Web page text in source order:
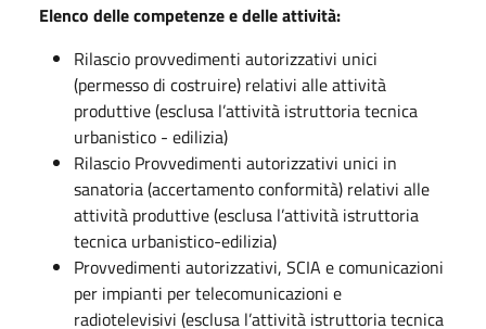
Elenco delle competenze e delle attività:
Rilascio provvedimenti autorizzativi unici
(permesso di costruire) relativi alle attività
produttive (esclusa l’attività istruttoria tecnica
urbanistico - edilizia)
Rilascio Provvedimenti autorizzativi unici in
sanatoria (accertamento conformità) relativi alle
attività produttive (esclusa l’attività istruttoria
tecnica urbanistico-edilizia)
Provvedimenti autorizzativi, SCIA e comunicazioni
per impianti per telecomunicazioni e
radiotelevisivi (esclusa l’attività istruttoria tecnica